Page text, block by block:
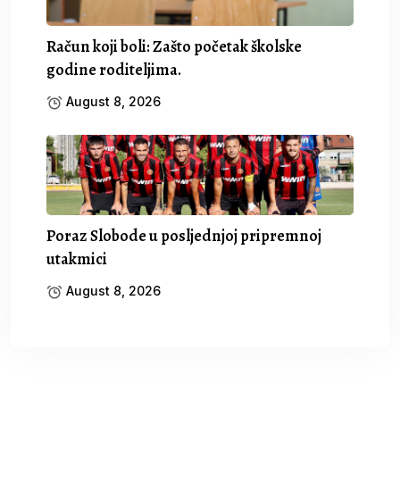
Račun koji boli: Zašto početak školske
godine roditeljima.
August 8, 2026
Poraz Slobode u posljednjoj pripremnoj
utakmici
August 8, 2026